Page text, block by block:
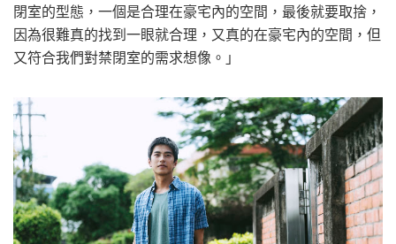
閉室的型態，一個是合理在豪宅內的空間，最後就要取捨，
因為很難真的找到一眼就合理，又真的在豪宅內的空間，但
又符合我們對禁閉室的需求想像。」